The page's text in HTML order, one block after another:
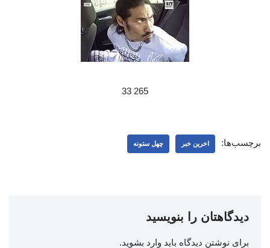
265 33
برچسب‌ها: اخرین خبر چهل ستونه
دیدگاهتان را بنویسید
برای نوشتن دیدگاه باید وارد بشوید.